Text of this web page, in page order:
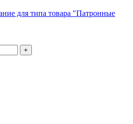
для типа товара "Патронные
+